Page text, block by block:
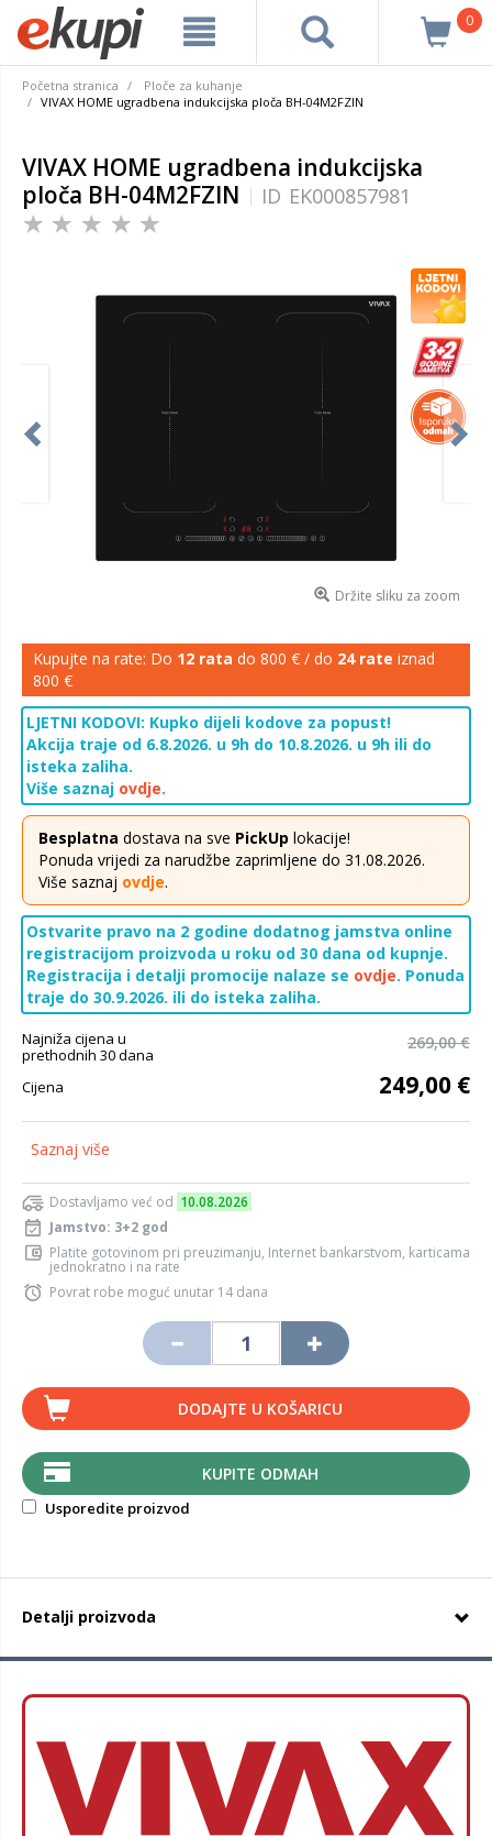
0
Početna stranica
Ploče za kuhanje
VIVAX HOME ugradbena indukcijska ploča BH-04M2FZIN
VIVAX HOME ugradbena indukcijska
ploča BH-04M2FZIN
ID EK000857981
Držite sliku za zoom
Kupujte na rate: Do 12 rata do 800 € / do 24 rate iznad
800 €
LJETNI KODOVI: Kupko dijeli kodove za popust!
Akcija traje od 6.8.2026. u 9h do 10.8.2026. u 9h ili do
isteka zaliha.
Više saznaj ovdje.
Besplatna dostava na sve PickUp lokacije!
Ponuda vrijedi za narudžbe zaprimljene do 31.08.2026.
Više saznaj ovdje.
Ostvarite pravo na 2 godine dodatnog jamstva online
registracijom proizvoda u roku od 30 dana od kupnje.
Registracija i detalji promocije nalaze se ovdje. Ponuda
traje do 30.9.2026. ili do isteka zaliha.
Najniža cijena u
prethodnih 30 dana
269,00 €
Cijena 249,00 €
Saznaj više
Dostavljamo već od 10.08.2026
Jamstvo: 3+2 god
Platite gotovinom pri preuzimanju, Internet bankarstvom, karticama
jednokratno i na rate
Povrat robe moguć unutar 14 dana
DODAJTE U KOŠARICU
KUPITE ODMAH
Usporedite proizvod
Detalji proizvoda